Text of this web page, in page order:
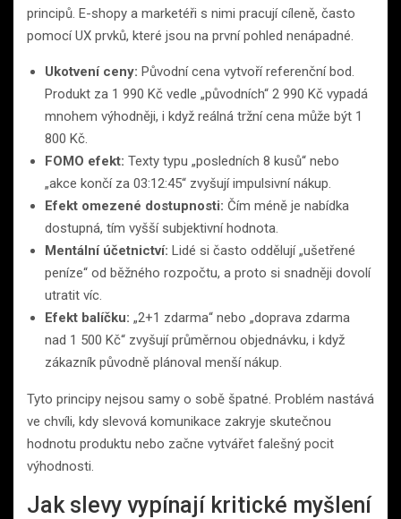
principů. E-shopy a marketéři s nimi pracují cíleně, často
pomocí UX prvků, které jsou na první pohled nenápadné.
Ukotvení ceny: Původní cena vytvoří referenční bod.
Produkt za 1 990 Kč vedle „původních“ 2 990 Kč vypadá
mnohem výhodněji, i když reálná tržní cena může být 1
800 Kč.
FOMO efekt: Texty typu „posledních 8 kusů“ nebo
„akce končí za 03:12:45“ zvyšují impulsivní nákup.
Efekt omezené dostupnosti: Čím méně je nabídka
dostupná, tím vyšší subjektivní hodnota.
Mentální účetnictví: Lidé si často oddělují „ušetřené
peníze“ od běžného rozpočtu, a proto si snadněji dovolí
utratit víc.
Efekt balíčku: „2+1 zdarma“ nebo „doprava zdarma
nad 1 500 Kč“ zvyšují průměrnou objednávku, i když
zákazník původně plánoval menší nákup.
Tyto principy nejsou samy o sobě špatné. Problém nastává
ve chvíli, kdy slevová komunikace zakryje skutečnou
hodnotu produktu nebo začne vytvářet falešný pocit
výhodnosti.
Jak slevy vypínají kritické myšlení